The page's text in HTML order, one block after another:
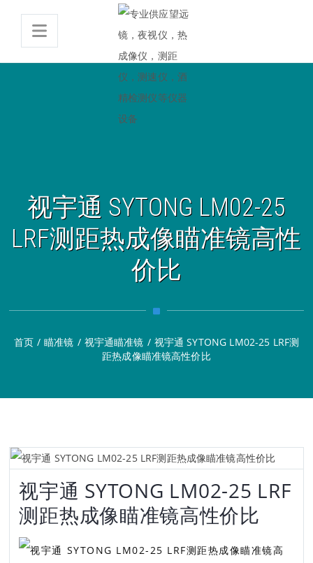
视宇通 SYTONG LM02-25
LRF测距热成像瞄准镜高性
价比
首页 / 瞄准镜 / 视宇通瞄准镜 / 视宇通 SYTONG LM02-25 LRF测
距热成像瞄准镜高性价比
视宇通 SYTONG LM02-25 LRF
测距热成像瞄准镜高性价比